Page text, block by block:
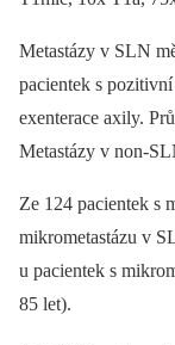
Metastázy v SLN
pacientek s
exenterace axily.
Metastázy v non-
Ze 124 pacientek s
mikrometastázu v
u pacientek s
85 let).